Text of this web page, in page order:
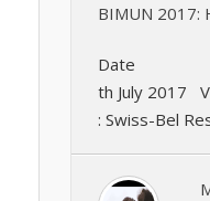
BIMUN 2017:
Date :
th July
: Swiss-Bel